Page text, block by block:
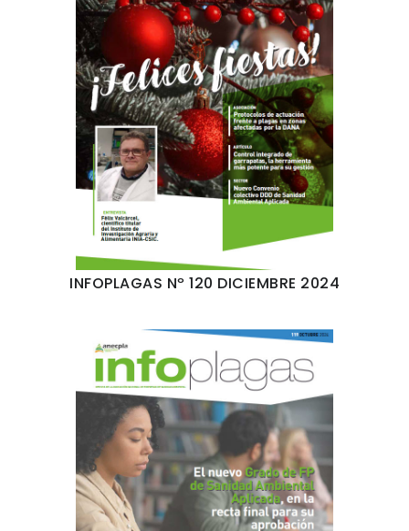
INFOPLAGAS Nº 120 DICIEMBRE 2024